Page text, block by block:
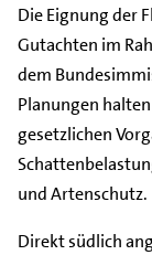
Die Eignung der
Gutachten im
dem
Planungen
gesetzlichen
und Artenschutz.
Direkt südlich